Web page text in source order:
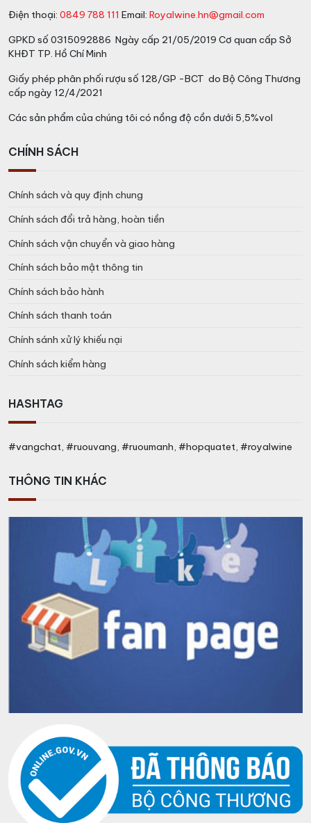
Điện thoại: 0849 788 111 Email: Royalwine.hn@gmail.com
GPKD số 0315092886 Ngày cấp 21/05/2019 Cơ quan cấp Sở
KHĐT TP. Hồ Chí Minh
Giấy phép phân phối rượu số 128/GP -BCT do Bộ Công Thương
cấp ngày 12/4/2021
Các sản phẩm của chúng tôi có nồng độ cồn dưới 5,5%vol
CHÍNH SÁCH
Chính sách và quy định chung
Chính sách đổi trả hàng, hoàn tiền
Chính sách vận chuyển và giao hàng
Chính sách bảo mật thông tin
Chính sách bảo hành
Chính sách thanh toán
Chính sánh xử lý khiếu nại
Chính sách kiểm hàng
HASHTAG
#vangchat, #ruouvang, #ruoumanh, #hopquatet, #royalwine
THÔNG TIN KHÁC